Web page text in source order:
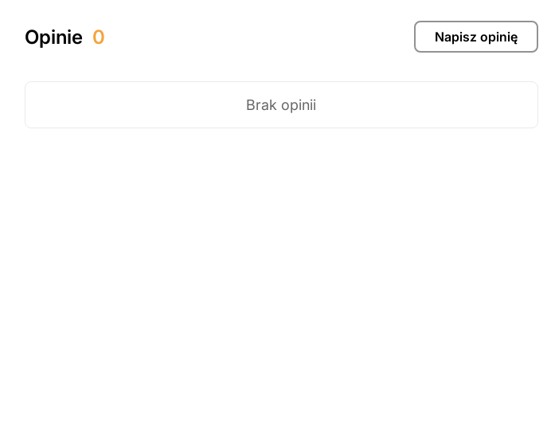
Opinie 0 Napisz opinię
Brak opinii